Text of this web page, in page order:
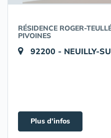
RÉSIDENCE ROGER-
PIVOINES
92200 - NEUILLY-
Plus d'infos